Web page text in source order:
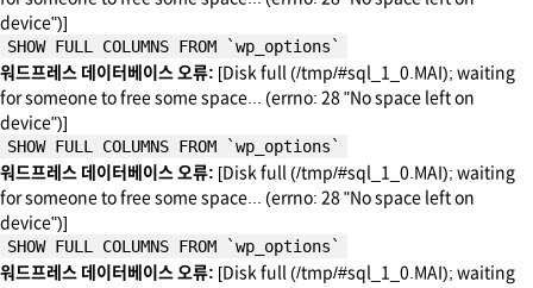
device")]
SHOW FULL COLUMNS FROM `wp_options`
워드프레스 데이터베이스 오류: [Disk full (/tmp/#sql_1_0.MAI); waiting
for someone to free some space... (errno: 28 "No space left on
device")]
SHOW FULL COLUMNS FROM `wp_options`
워드프레스 데이터베이스 오류: [Disk full (/tmp/#sql_1_0.MAI); waiting
for someone to free some space... (errno: 28 "No space left on
device")]
SHOW FULL COLUMNS FROM `wp_options`
워드프레스 데이터베이스 오류: [Disk full (/tmp/#sql_1_0.MAI); waiting